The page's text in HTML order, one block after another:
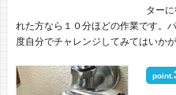
ター
れた方なら１０分ほどの作業です。
度自分でチャレンジしてみてはいかが
point.